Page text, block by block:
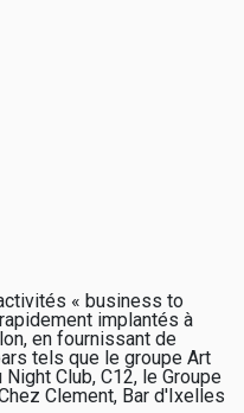
« business to
implantés à
en fournissant de
tels que le groupe Art
Club, C12, le Groupe
Clement, Bar d'Ixelles